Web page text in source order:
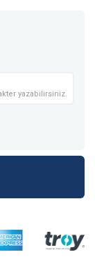
yazabilirsiniz.